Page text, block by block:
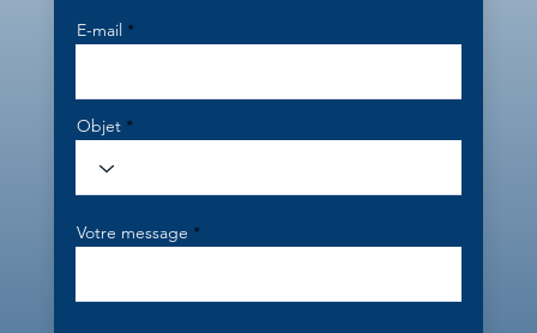
E-mail
Objet
Votre message